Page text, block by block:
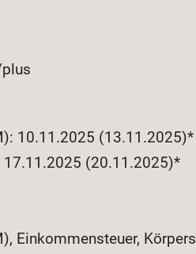
10.11.2025 (13.11.2025)*
17.11.2025 (20.11.2025)*
Einkommensteuer,